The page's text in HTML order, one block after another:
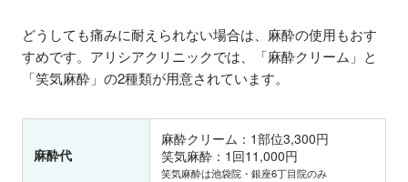
どうしても痛みに耐えられない場合は、麻酔の使用もおす
すめです。アリシアクリニックでは、「麻酔クリーム」と
「笑気麻酔」の2種類が用意されています。
麻酔代
麻酔クリーム：1部位3,300円
笑気麻酔：1回11,000円
笑気麻酔は池袋院・銀座6丁目院のみ